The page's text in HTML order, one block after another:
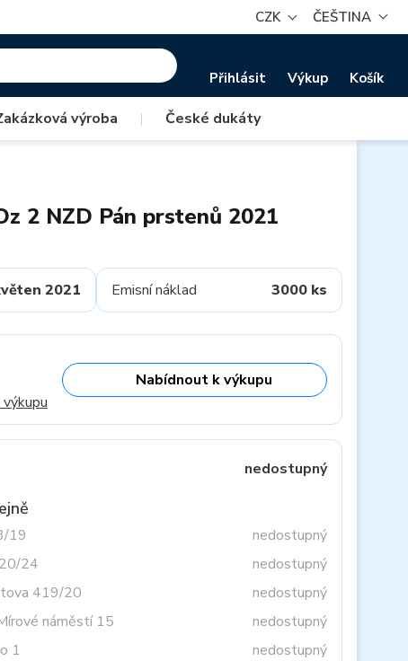
CZK ČEŠTINA
Přihlásit Výkup Košík
výroba | České dukáty
2 NZD Pán prstenů 2021
2021 Emisní náklad 3000 ks
Nabídnout k výkupu
nedostupný
19
nedostupný
24
nedostupný
419/20
nedostupný
náměstí 15
nedostupný
1 nedostupný